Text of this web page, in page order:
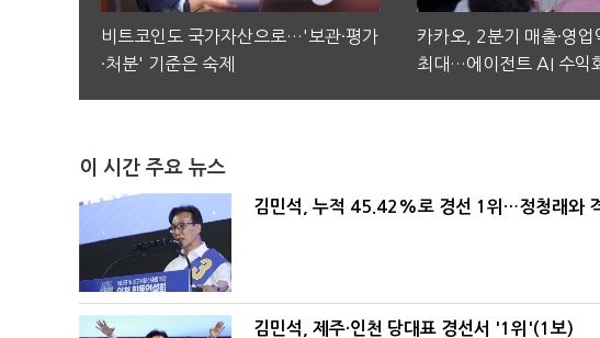
비트코인도 국가자산으로…'보관·평가
·처분' 기준은 숙제
카카오, 2분기 매출·영업
최대…에이전트 AI 수익
이 시간 주요 뉴스
김민석, 누적 45.42%로 경선 1위…정청래와
김민석, 제주·인천 당대표 경선서 '1위'(1보)